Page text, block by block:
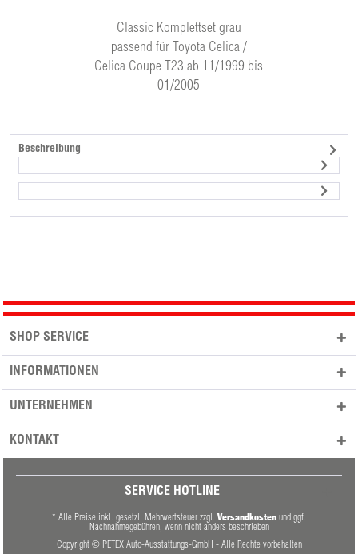
Classic Komplettset grau
passend für Toyota Celica /
Celica Coupe T23 ab 11/1999 bis
01/2005
Beschreibung
SHOP SERVICE
INFORMATIONEN
UNTERNEHMEN
KONTAKT
SERVICE HOTLINE
* Alle Preise inkl. gesetzl. Mehrwertsteuer zzgl. Versandkosten und ggf.
Nachnahmegebühren, wenn nicht anders beschrieben
Copyright © PETEX Auto-Ausstattungs-GmbH - Alle Rechte vorbehalten